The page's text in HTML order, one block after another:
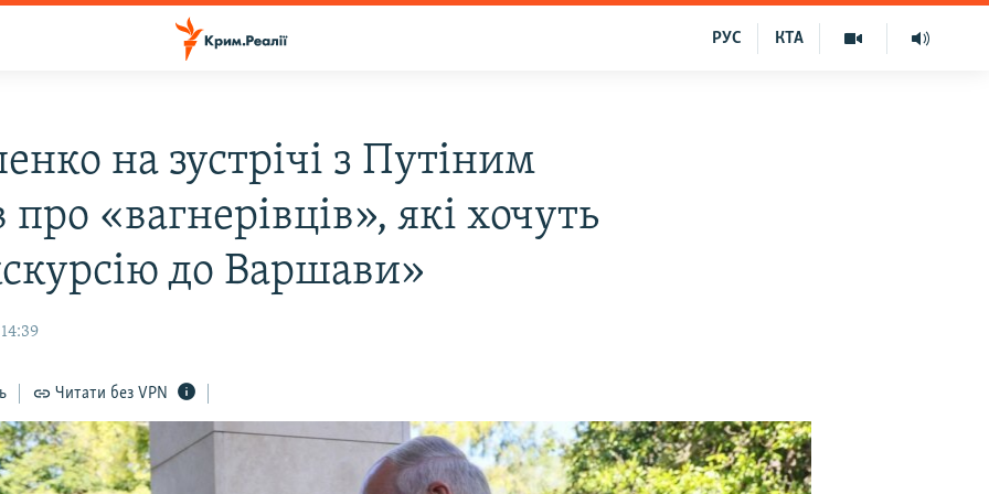
КТА
РУС
на зустрічі з Путіним
про «вагнерівців», які хочуть
до Варшави»
Читати без VPN